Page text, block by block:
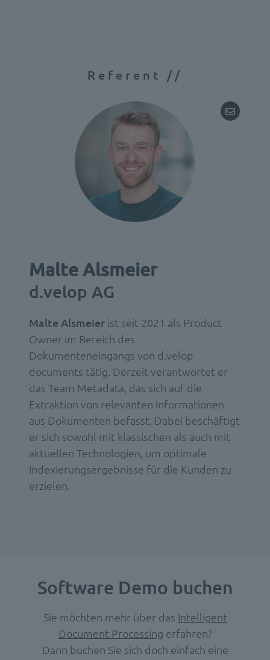
Referent //
Malte Alsmeier
d.velop AG
Malte Alsmeier ist seit 2021 als Product
Owner im Bereich des
Dokumenteneingangs von d.velop
documents tätig. Derzeit verantwortet er
das Team Metadata, das sich auf die
Extraktion von relevanten Informationen
aus Dokumenten befasst. Dabei beschäftigt
er sich sowohl mit klassischen als auch mit
aktuellen Technologien, um optimale
Indexierungsergebnisse für die Kunden zu
erzielen.
Software Demo buchen
Sie möchten mehr über das Intelligent
Document Processing erfahren?
Dann buchen Sie sich doch einfach eine